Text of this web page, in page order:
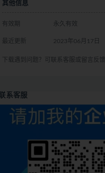
其他信息
有效期 永久有效
最近更新 2023年06月17日
下载遇到问题？可联系客服或留言反馈
联系客服